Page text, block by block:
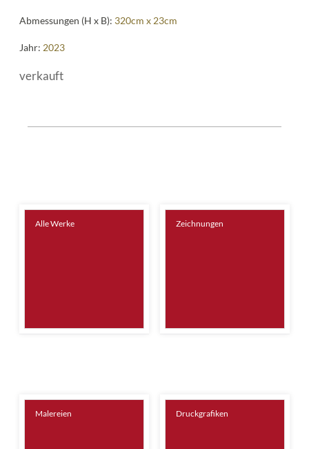
Abmessungen (H x B): 320cm x 23cm
Jahr: 2023
verkauft
Alle Werke Zeichnungen
Malereien Druckgrafiken